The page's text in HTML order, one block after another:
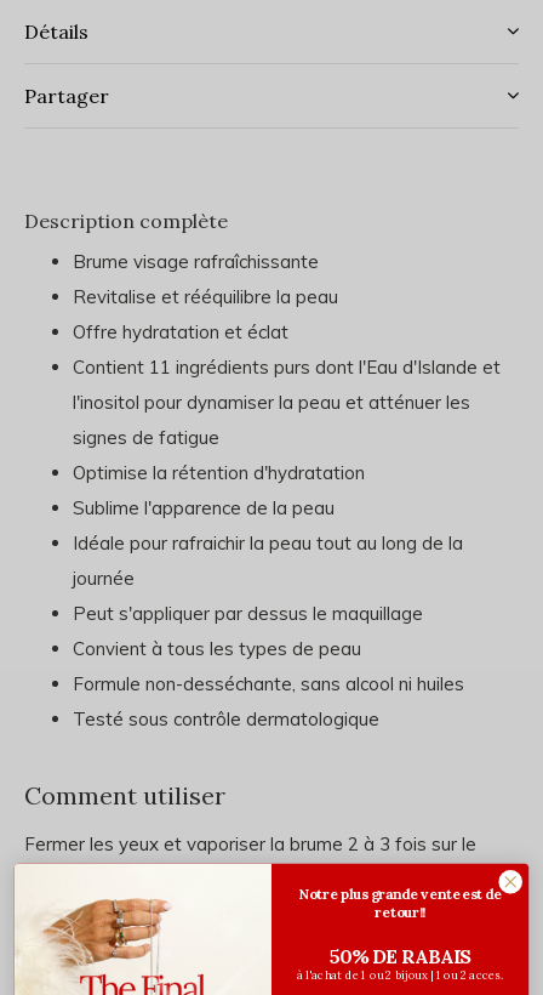
Détails
Partager
Description complète
Brume visage rafraîchissante
Revitalise et rééquilibre la peau
Offre hydratation et éclat
Contient 11 ingrédients purs dont l'Eau d'Islande et
l'inositol pour dynamiser la peau et atténuer les
signes de fatigue
Optimise la rétention d'hydratation
Sublime l'apparence de la peau
Idéale pour rafraichir la peau tout au long de la
journée
Peut s'appliquer par dessus le maquillage
Convient à tous les types de peau
Formule non-desséchante, sans alcool ni huiles
Testé sous contrôle dermatologique
Comment utiliser
Fermer les yeux et vaporiser la brume 2 à 3 fois sur le
tamponner délicatement avec un mouchoir propre. Votre
brume peut s’utiliser avant et après le maquillage et peut
être réappliquée au cours de la journée, selon les besoins.
Notre plus grande vente est de
retour!!
50% DE RABAIS
à l'achat de 1 ou 2 bijoux | 1 ou 2 acces.